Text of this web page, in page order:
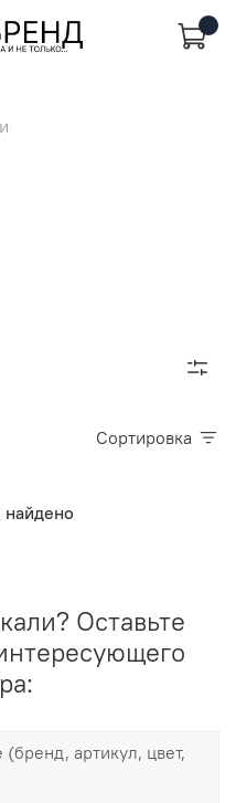
Сортировка
найдено
Оставьте